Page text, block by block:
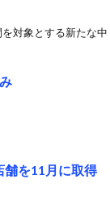
対象とする新たな中
舗を11月に取得